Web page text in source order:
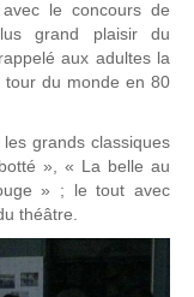
le concours de
grand plaisir du
aux adultes la
tour du monde en 80
grands classiques
», « La belle au
» ; le tout avec
théâtre.